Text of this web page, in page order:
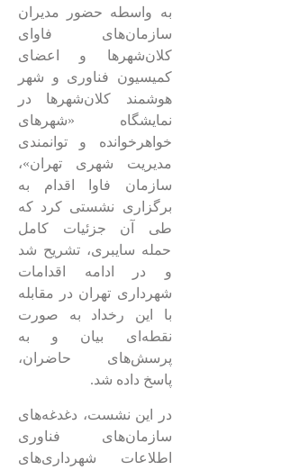
به واسطه حضور مدیران
سازمان‌های فاوای
کلان‌شهرها و اعضای
کمیسیون فناوری و شهر
هوشمند کلان‌شهرها در
نمایشگاه «شهرهای
خواهرخوانده و توانمندی
مدیریت شهری تهران»،
سازمان فاوا اقدام به
برگزاری نشستی کرد که
طی آن جزئیات کامل
حمله سایبری، تشریح شد
و در ادامه اقدامات
شهرداری تهران در مقابله
با این رخداد به صورت
نقطه‌ای بیان و به
پرسش‌های حاضران،
پاسخ داده شد.
در این نشست، دغدغه‌های
سازمان‌های فناوری
اطلاعات شهرداری‌های